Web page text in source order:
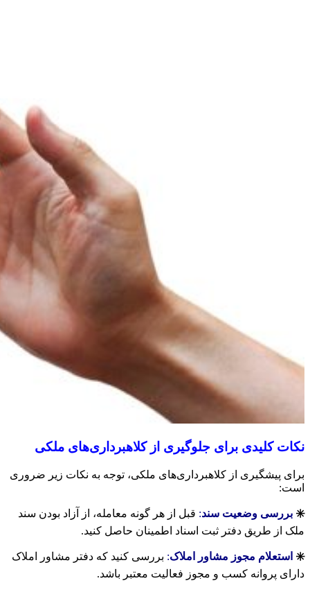
نکات کلیدی برای جلوگیری از کلاهبرداری‌های ملکی
برای پیشگیری از کلاهبرداری‌های ملکی، توجه به نکات زیر ضروری
است:
✳️ بررسی وضعیت سند: قبل از هر گونه معامله، از آزاد بودن سند
ملک از طریق دفتر ثبت اسناد اطمینان حاصل کنید.
✳️ استعلام مجوز مشاور املاک: بررسی کنید که دفتر مشاور املاک
دارای پروانه کسب و مجوز فعالیت معتبر باشد.